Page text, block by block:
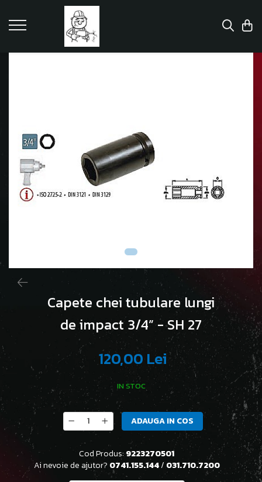
Capete chei tubulare lungi
de impact 3/4” - SH 27
120,00 Lei
IN STOC
ADAUGA IN COS
Cod Produs: 9223270501
Ai nevoie de ajutor? 0741.155.144/ 031.710.7200